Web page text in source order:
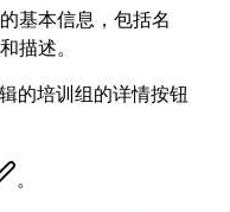
基本信息，包括名
描述。
的培训组的详情按钮
。